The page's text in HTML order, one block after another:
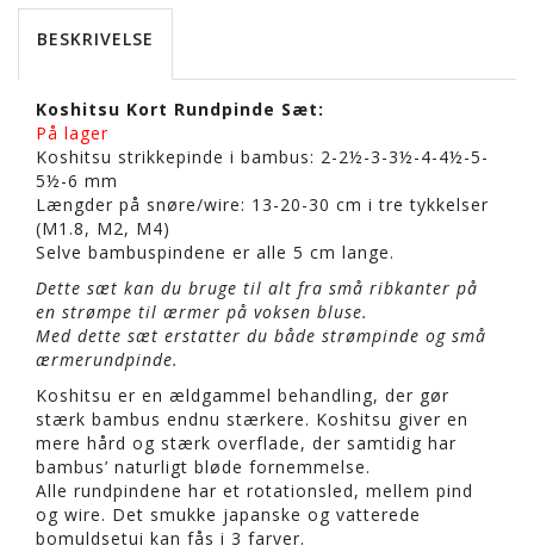
BESKRIVELSE
Koshitsu Kort Rundpinde Sæt:
På lager
Koshitsu strikkepinde i bambus: 2-2½-3-3½-4-4½-5-
5½-6 mm
Længder på snøre/wire: 13-20-30 cm i tre tykkelser
(M1.8, M2, M4)
Selve bambuspindene er alle 5 cm lange.
Dette sæt kan du bruge til alt fra små ribkanter på
en strømpe til ærmer på voksen bluse.
Med dette sæt erstatter du både strømpinde og små
ærmerundpinde.
Koshitsu er en ældgammel behandling, der gør
stærk bambus endnu stærkere. Koshitsu giver en
mere hård og stærk overflade, der samtidig har
bambus’ naturligt bløde fornemmelse.
Alle rundpindene har et rotationsled, mellem pind
og wire. Det smukke japanske og vatterede
bomuldsetui kan fås i 3 farver.